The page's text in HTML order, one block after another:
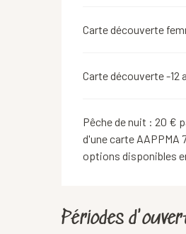
Carte découverte
Carte découverte -12
Pêche de nuit : 20 €
d'une carte AAPPMA
options disponibles
Périodes